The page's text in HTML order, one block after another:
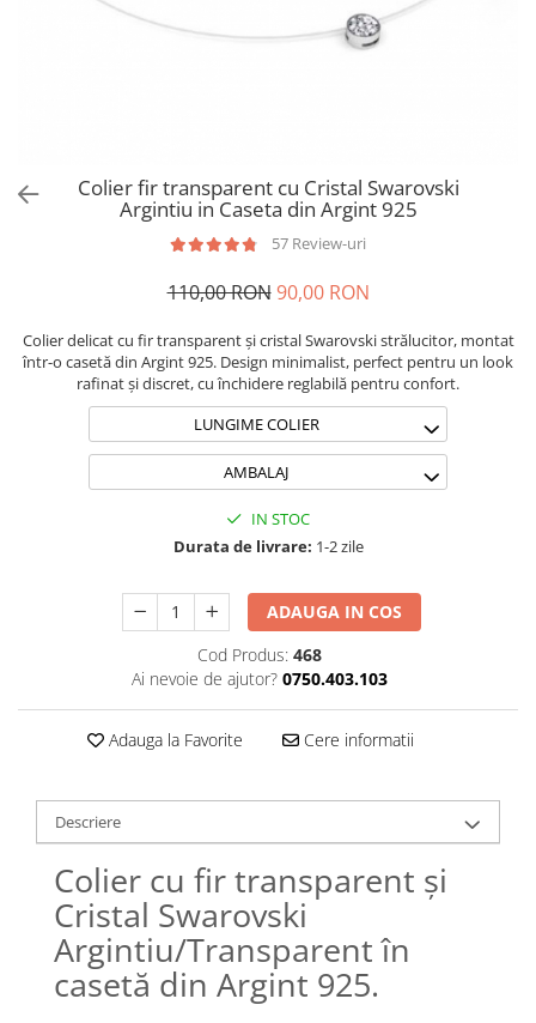
Coliere Transparente cu Cruce
Coliere Transparente cu Stea
Coliere Transparente cu Initiale
Coliere Transparente cu Flori
Coliere Transparente cu Molecule
Naturale
Coliere Transparente Diverse
LĂNȚIȘOARE ARGINT
Lănțișoare cu Inimioare
Lănțișoare cu Soare
Lănțișoare cu Zodii
Lănțișoare cu Animale
Lănțișoare cu Molecule
Lănțișoare Argint Diverse
Coliere cu Perle Naturale
Coliere cu Perle Preciosa
Coliere cu Inimioare
Coliere cu Cruce
Coliere cu Stea
Coliere cu Soare
Brățări din Argint cu pietre
Colier fir transparent cu Cristal Swarovski
Argintiu in Caseta din Argint 925
57 Review-uri
110,00 RON 90,00 RON
Colier delicat cu fir transparent și cristal Swarovski strălucitor, montat
într-o casetă din Argint 925. Design minimalist, perfect pentru un look
rafinat și discret, cu închidere reglabilă pentru confort.
LUNGIME COLIER
AMBALAJ
IN STOC
Durata de livrare: 1-2 zile
ADAUGA IN COS
Cod Produs: 468
Ai nevoie de ajutor? 0750.403.103
Adauga la Favorite Cere informatii
Descriere
Colier cu fir transparent și
Cristal Swarovski
Argintiu/Transparent în
casetă din Argint 925.